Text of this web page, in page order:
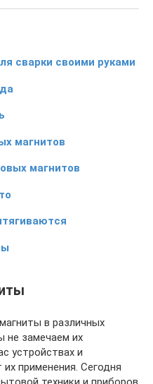
сварки своими руками
магнитов
магнитов
в различных
не замечаем их
устройствах и
применения. Сегодня